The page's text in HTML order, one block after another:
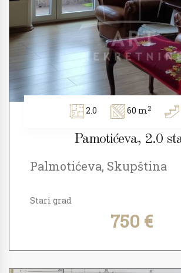
2.0 60 m2
Pamotićeva, 2.0
Palmotićeva, Skupština
Stari grad
750 €